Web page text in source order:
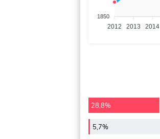
1850
2012 2013 2014
28,8%
5,7%